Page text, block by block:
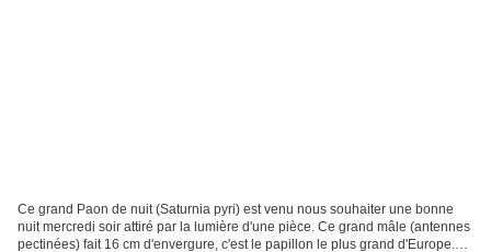
Ce grand Paon de nuit (Saturnia pyri) est venu nous souhaiter une bonne
nuit mercredi soir attiré par la lumière d'une pièce. Ce grand mâle (antennes
pectinées) fait 16 cm d'envergure, c'est le papillon le plus grand d'Europe.